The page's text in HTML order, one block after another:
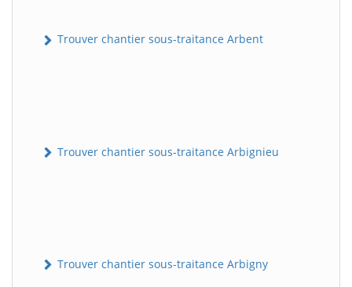
Trouver chantier sous-traitance Arbent
Trouver chantier sous-traitance Arbignieu
Trouver chantier sous-traitance Arbigny